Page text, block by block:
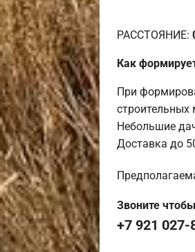
РАССТОЯНИЕ:
Как
При
строительных
Небольшие
Доставка до
Звоните
+7 921 027-